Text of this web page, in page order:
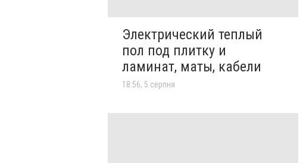
Электрический теплый
пол под плитку и
ламинат, маты, кабели
18:56, 5 серпня